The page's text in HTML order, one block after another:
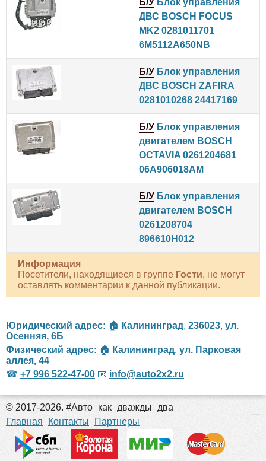
ДВС BOSCH FOCUS
MK2 0281011701
6M5112A650NB
Б/У Блок управления
ДВС BOSCH ZAFIRA
0281010268 24417169
Б/У Блок управления
двигателем BOSCH
OCTAVIA 0261204681
06A906018AM
Б/У Блок управления
двигателем BOSCH
0261208704
896610H012
Информация
Посетители, находящиеся в группе Гости, не могут
оставлять комментарии к данной публикации.
Юридический адрес: 🏠 Калининград, 236023, ул.
Осенняя, 6Б
Физический адрес: 🏠 Калининград, ул. Парковая
аллея, 44
☎ +7 996 522-47-00 📧 info@auto2x2.ru
© 2017-2026. #Авто_как_дважды_два
Главная
Контакты Партнеры